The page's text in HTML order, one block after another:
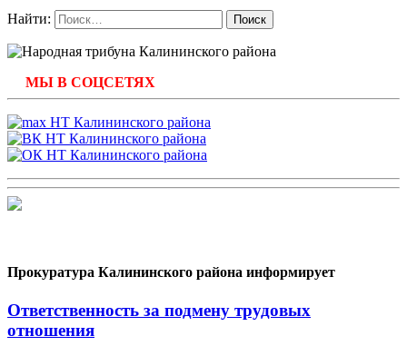
Найти:
МЫ В СОЦСЕТЯХ
Прокуратура Калининского района информирует
Ответственность за подмену трудовых
отношения